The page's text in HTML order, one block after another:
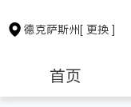
德克萨斯州[ 更换 ]
首页